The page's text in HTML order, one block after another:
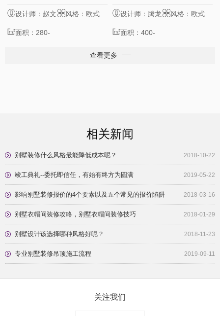
设计师：赵文
晋
风格：欧式
面积：280-
设计师：腾龙
设计
风格：欧式
面积：400-
500㎡
查看更多
相关新闻
别墅装修什么风格最能降低成本呢？ 2018-10-22
竣工典礼--委托即信任，有始有终方为圆满 2019-05-22
影响别墅装修报价的4个要素以及五个常见的报价陷阱 2018-03-16
别墅衣帽间装修攻略，别墅衣帽间装修技巧 2018-01-29
别墅设计该选择哪种风格好呢？ 2018-11-23
专业别墅装修吊顶施工流程 2019-09-11
关注我们